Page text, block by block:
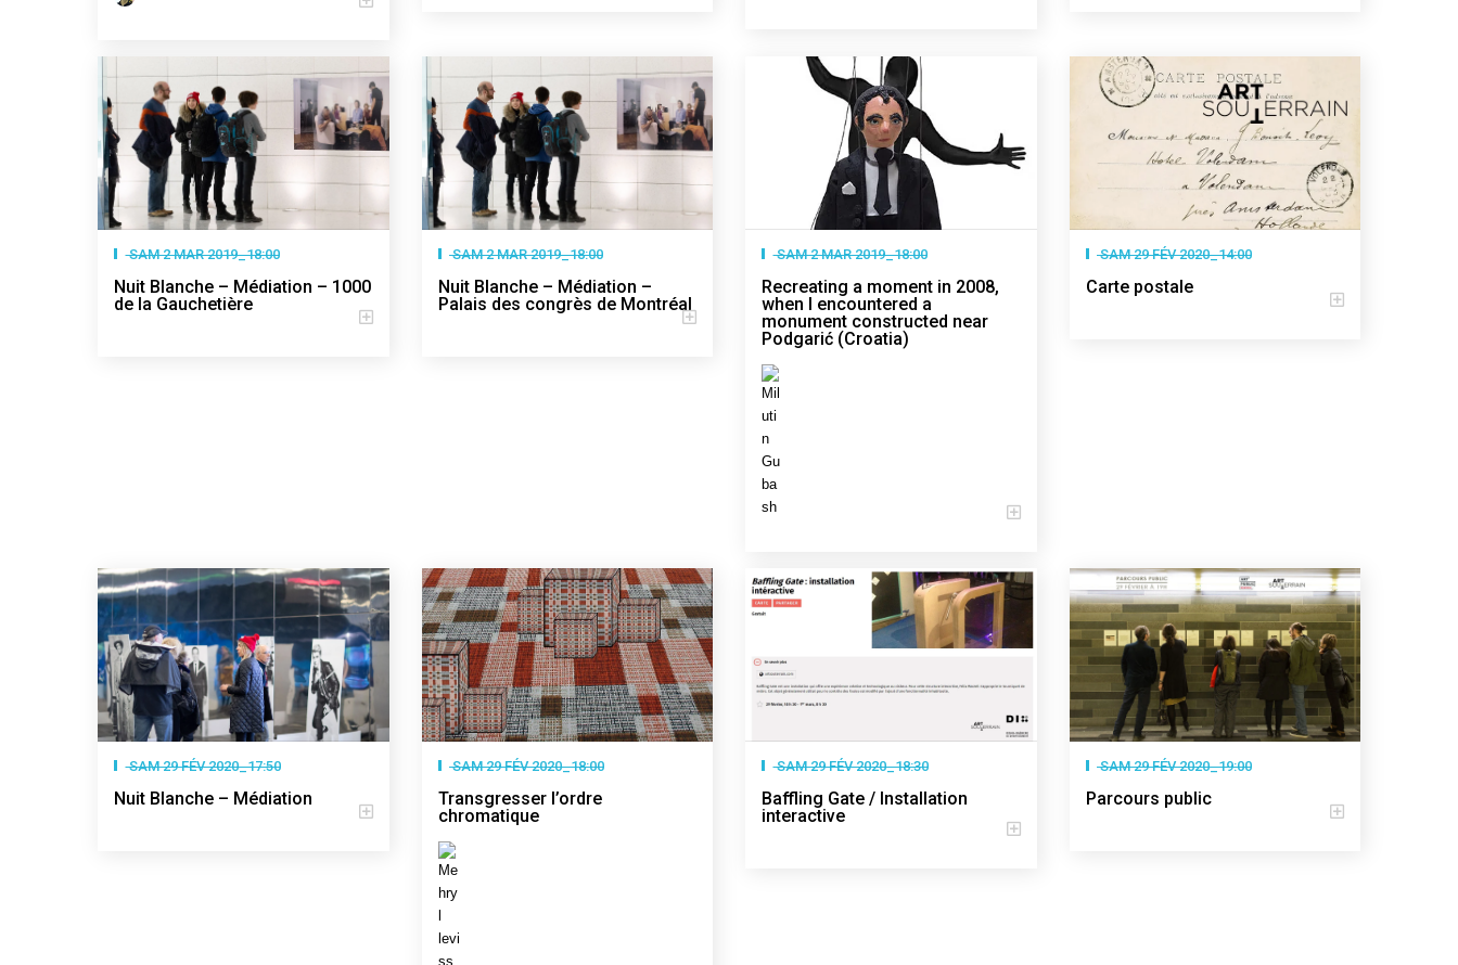
SAM 2 MAR 2019_18:00
Nuit Blanche – Médiation – 1000
de la Gauchetière
SAM 2 MAR 2019_18:00
Nuit Blanche – Médiation –
Palais des congrès de Montréal
SAM 2 MAR 2019_18:00
Recreating a moment in 2008,
when I encountered a
monument constructed near
Podgarić (Croatia)
SAM 29 FÉV 2020_14:00
Carte postale
SAM 29 FÉV 2020_17:50
Nuit Blanche – Médiation
SAM 29 FÉV 2020_18:00
Transgresser l’ordre
chromatique
SAM 29 FÉV 2020_18:30
Baffling Gate / Installation
interactive
SAM 29 FÉV 2020_19:00
Parcours public